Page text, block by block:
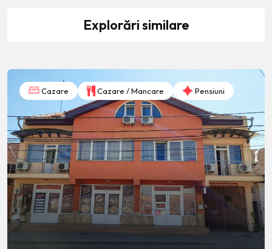
Explorări similare
Cazare Cazare / Mancare Pensiuni